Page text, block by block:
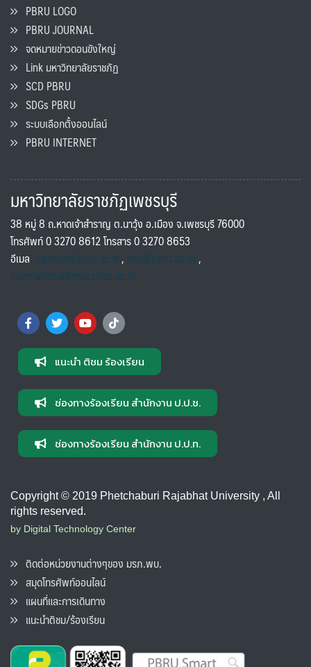
PBRU LOGO
PBRU JOURNAL
จดหมายข่าวดอนขังใหญ่
Link มหาวิทยาลัยราชภัฏ
SCD PBRU
SDGs PBRU
ระบบเลือกตั้งออนไลน์
PBRU INTERNET
มหาวิทยาลัยราชภัฏเพชรบุรี
38 หมู่ 8 ถ.หาดเจ้าสำราญ ต.นาวุ้ง อ.เมือง จ.เพชรบุรี 76000
โทรศัพท์ 0 3270 8612 โทรสาร 0 3270 8653
อีเมล saraban@pbru.ac.th, info@pbru.ac.th,
international@mail.pbru.ac.th
แนะนำ ติชม ร้องเรียน
ช่องทางร้องเรียน สำนักงาน ป.ป.ช.
ช่องทางร้องเรียน สำนักงาน ป.ป.ท.
Copyright © 2019 Phetchaburi Rajabhat University , All
rights reserved.
by Digital Technology Center
ติดต่อหน่วยงานต่างๆของ มรภ.พบ.
สมุดโทรศัพท์ออนไลน์
แผนที่และการเดินทาง
แนะนำติชม/ร้องเรียน